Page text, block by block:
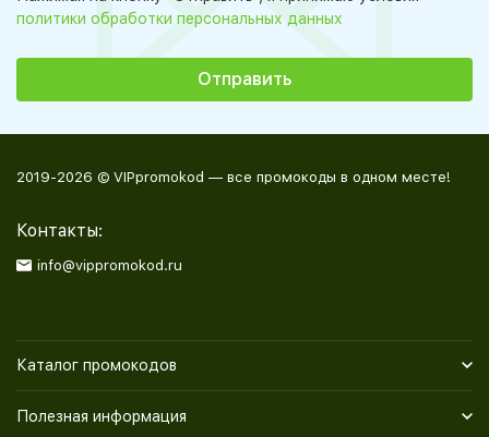
политики обработки персональных данных
2019-2026 © VIPpromokod — все промокоды в одном месте!
Контакты:
info@vippromokod.ru
Каталог промокодов
Полезная информация